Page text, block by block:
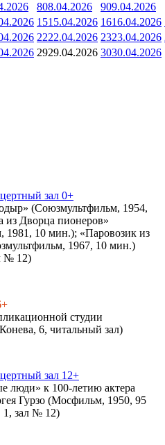
808.04.2026 909.04.2026
1515.04.2026 1616.04.2026
2222.04.2026 2323.04.2026
2929.04.2026 3030.04.2026
зал 0+
(Союзмультфильм, 1954,
Дворца пионеров»
1981, 10 мин.); «Паровозик из
1967, 10 мин.)
№ 12)
студии
6, читальный зал)
зал 12+
люди» к 100-летию актера
Гурзо (Мосфильм, 1950, 95
1, зал № 12)